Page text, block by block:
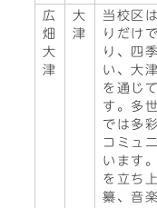
広
畑
大
津
大
津
当校区
りだけ
り、四
い、大
を通じ
す。多
では多
コミュ
います
を立ち
纂、音